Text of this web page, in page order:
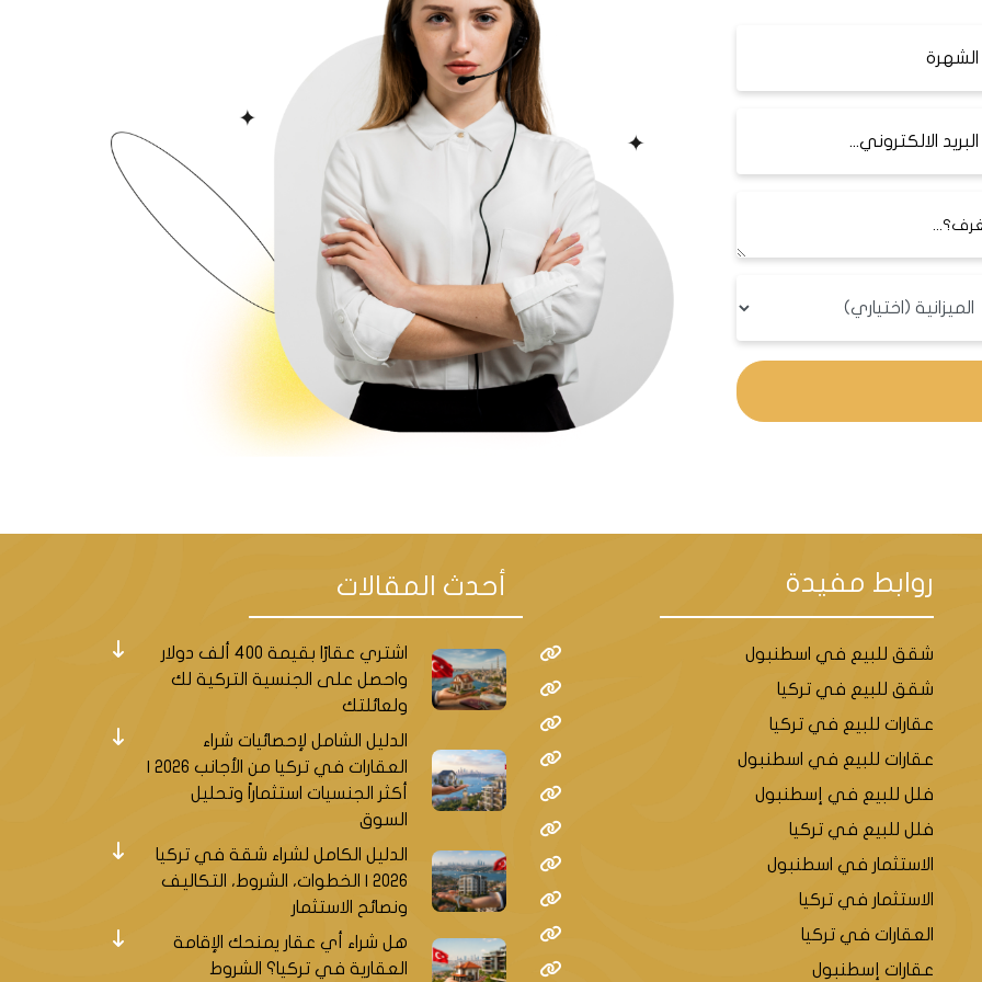
روابط مفيدة
شقق للبيع في اسطنبول
شقق للبيع في تركيا
عقارات للبيع في تركيا
عقارات للبيع في اسطنبول
فلل للبيع في إسطنبول
فلل للبيع في تركيا
الاستثمار في اسطنبول
الاستثمار في تركيا
العقارات في تركيا
عقارات إسطنبول
أحدث المقالات
اشتري عقارًا بقيمة 400 ألف دولار
واحصل على الجنسية التركية لك
ولعائلتك
الدليل الشامل لإحصائيات شراء
أكثر الجنسيات استثماراً وتحليل
السوق
الدليل الكامل لشراء شقة في تركيا
2026 | الخطوات، الشروط، التكاليف
ونصائح الاستثمار
هل شراء أي عقار يمنحك الإقامة
العقارية في تركيا؟ الشروط